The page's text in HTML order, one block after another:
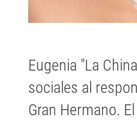
Eugenia "La
sociales al
Gran Hermano.